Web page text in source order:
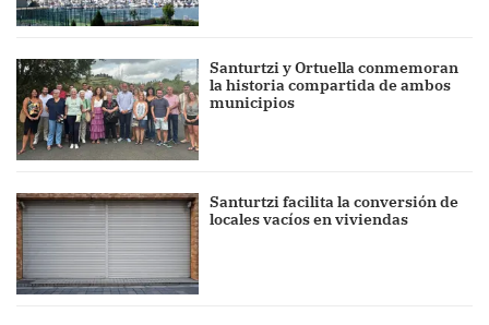
Santurtzi y Ortuella conmemoran
la historia compartida de ambos
municipios
Santurtzi facilita la conversión de
locales vacíos en viviendas